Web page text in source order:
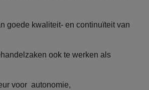
goede kwaliteit- en continuïteit van
ook te werken als
voor autonomie,